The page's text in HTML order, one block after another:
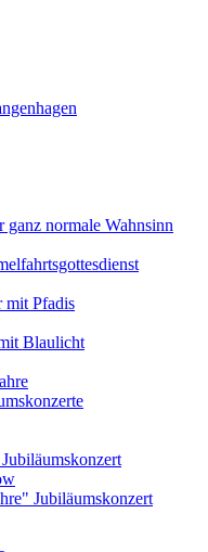
normale Wahnsinn
mit Pfadis
Blaulicht
Jubiläumskonzert